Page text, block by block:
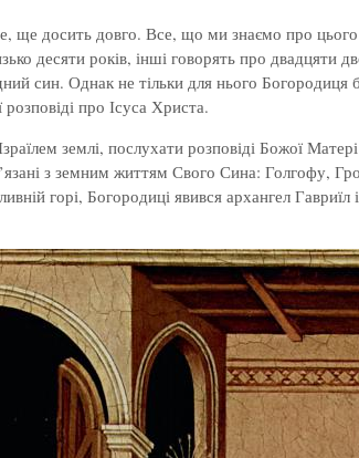
ще досить довго. Все, що ми знаємо про
десяти років, інші говорять про двадцяти
син. Однак не тільки для нього Богородиця
про Ісуса Христа.
землі, послухати розповіді Божої
з земним життям Свого Сина: Голгофу,
горі, Богородиці явився архангел